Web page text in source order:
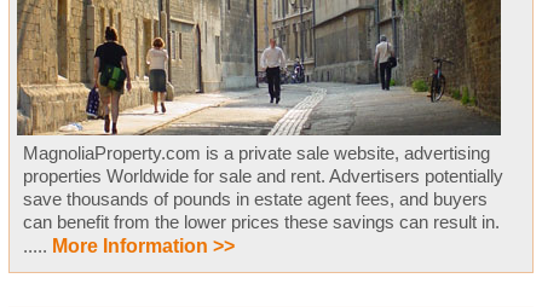
MagnoliaProperty.com is a private sale website, advertising
properties Worldwide for sale and rent. Advertisers potentially
save thousands of pounds in estate agent fees, and buyers
can benefit from the lower prices these savings can result in.
..... More Information >>